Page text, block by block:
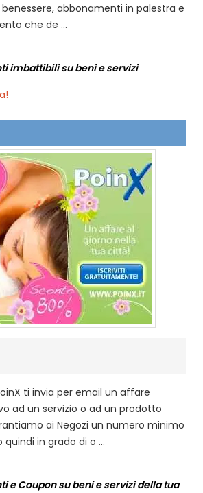
abbonamenti in palestra e
che de ...
imbattibili su beni e servizi
ti invia per email un affare
ad un servizio o ad un prodotto
ai Negozi un numero minimo
in grado di o ...
e Coupon su beni e servizi della tua